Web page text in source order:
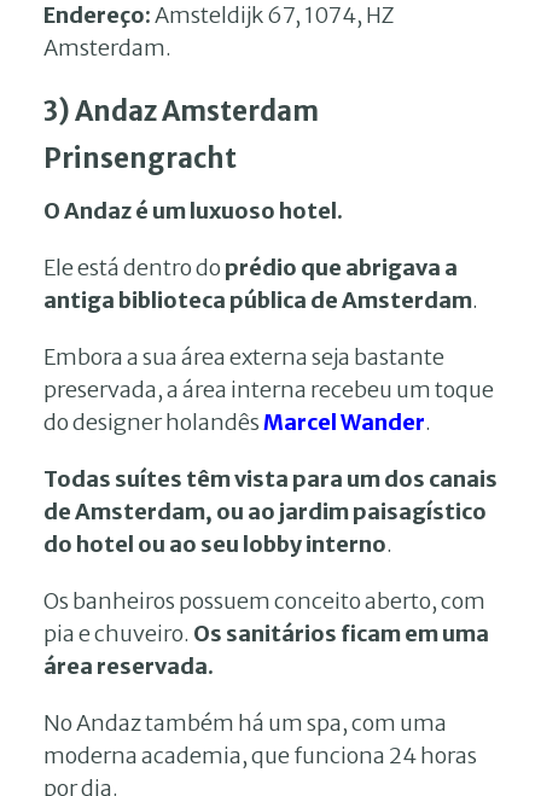
Endereço:Amsteldijk 67, 1074, HZ
Amsterdam.
3) Andaz Amsterdam
Prinsengracht
O Andaz é um luxuoso hotel.
Ele está dentro do prédio que abrigava a
antiga biblioteca pública de Amsterdam.
Embora a sua área externa seja bastante
preservada, a área interna recebeu um toque
do designer holandêsMarcel Wander.
Todas suítes têm vista para um dos canais
de Amsterdam, ou ao jardim paisagístico
do hotel ou ao seu lobby interno.
Os banheiros possuem conceito aberto, com
pia e chuveiro. Os sanitários ficam em uma
área reservada.
No Andaz também há um spa, com uma
moderna academia, que funciona 24 horas
por dia.